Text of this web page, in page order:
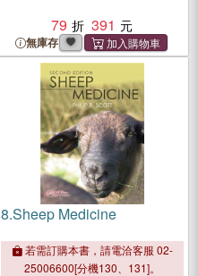
79
391
無庫存
8.Sheep Medicine
若需訂購本書，請電洽客服 02-
25006600[分機130、131]。